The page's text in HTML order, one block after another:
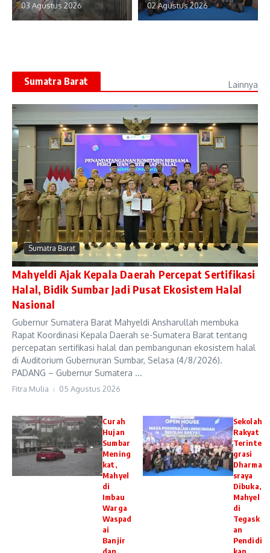
03 Agustus 2026
02 Agustus 2026
Sumatra Barat Lainnya
Sumatra Barat
Mahyeldi Ajak Kepala Daerah Percepat Sertifikasi
Halal, Bidik Sumbar Jadi Pusat Ekosistem Halal
Nasional
Gubernur Sumatera Barat Mahyeldi Ansharullah membuka
Rapat Koordinasi Kepala Daerah se-Sumatera Barat tentang
percepatan sertifikasi halal dan pembangunan ekosistem halal
di Auditorium Gubernuran Sumbar, Selasa (4/8/2026).
PADANG – Gubernur Sumatera ...
Fitra Mulia 05 Agustus 2026
Curah
Hujan
Sumbar
Mening
kat,
Mahyel
di
Imbau
Warga
Waspad
ai
Banjir
Sekolah
Rakyat
Terinte
grasi
Dharma
sraya
Dibuka,
Mahyel
di
Tegask
an
Pendidi